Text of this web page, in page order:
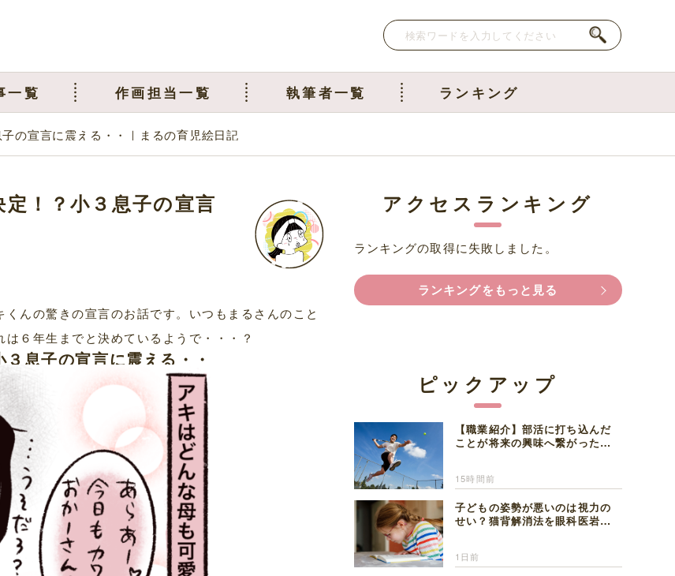
一覧 作画担当一覧 執筆者一覧 ランキング
の宣言に震える・・｜まるの育児絵日記
！？小３息子の宣言
んの驚きの宣言のお話です。いつもまるさんのこと
６年生までと決めているようで・・・？
息子の宣言に震える・・
アクセスランキング
ランキングの取得に失敗しました。
ランキングをもっと見る
ピックアップ
【職業紹介】部活に打ち込んだ
ことが将来の興味へ繋がった。
15時間前
子どもの姿勢が悪いのは視力の
せい？猫背解消法を眼科医岩見
1日前